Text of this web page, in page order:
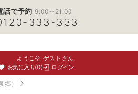
話で予約 9:00〜21:00
333-333
ようこそ ゲストさん
お気に入り 0 ログイン
郷）